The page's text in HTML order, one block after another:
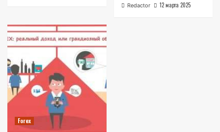
Redactor 12 марта 2025
Forex